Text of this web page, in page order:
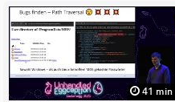
41 min